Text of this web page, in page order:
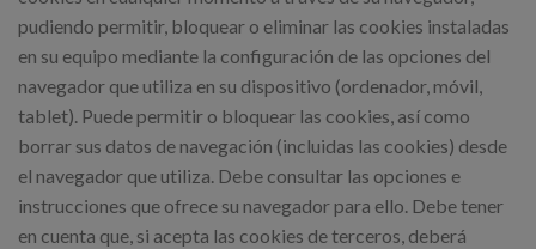
pudiendo permitir, bloquear o eliminar las cookies instaladas
en su equipo mediante la configuración de las opciones del
navegador que utiliza en su dispositivo (ordenador, móvil,
tablet). Puede permitir o bloquear las cookies, así como
borrar sus datos de navegación (incluidas las cookies) desde
el navegador que utiliza. Debe consultar las opciones e
instrucciones que ofrece su navegador para ello. Debe tener
en cuenta que, si acepta las cookies de terceros, deberá